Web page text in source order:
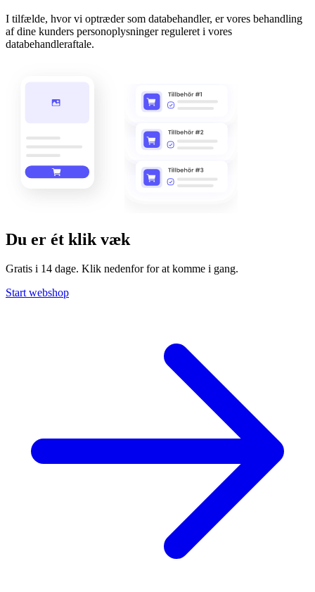
I tilfælde, hvor vi optræder som databehandler, er vores behandling
af dine kunders personoplysninger reguleret i vores
databehandleraftale.
Du er ét klik væk
Gratis i 14 dage. Klik nedenfor for at komme i gang.
Start webshop